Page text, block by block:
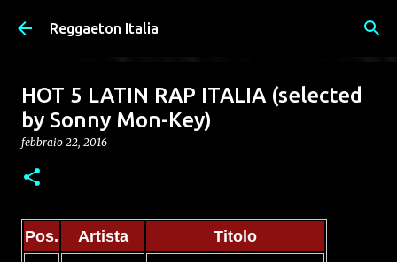
Passa ai contenuti principali
Reggaeton Italia
HOT 5 LATIN RAP ITALIA (selected
by Sonny Mon-Key)
febbraio 22, 2016
Pos. Artista Titolo